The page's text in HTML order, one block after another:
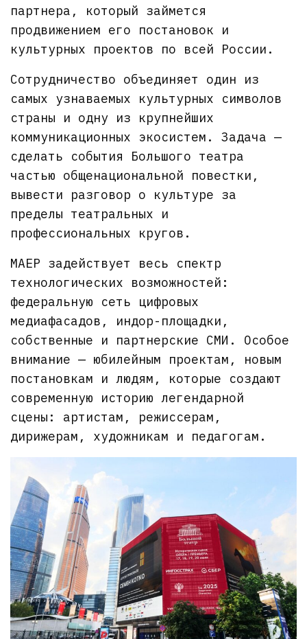
партнера, который займется
продвижением его постановок и
культурных проектов по всей России.
Сотрудничество объединяет один из
самых узнаваемых культурных символов
страны и одну из крупнейших
коммуникационных экосистем. Задача —
сделать события Большого театра
частью общенациональной повестки,
вывести разговор о культуре за
пределы театральных и
профессиональных кругов.
МАЕР задействует весь спектр
технологических возможностей:
федеральную сеть цифровых
медиафасадов, индор-площадки,
собственные и партнерские СМИ. Особое
внимание — юбилейным проектам, новым
постановкам и людям, которые создают
современную историю легендарной
сцены: артистам, режиссерам,
дирижерам, художникам и педагогам.